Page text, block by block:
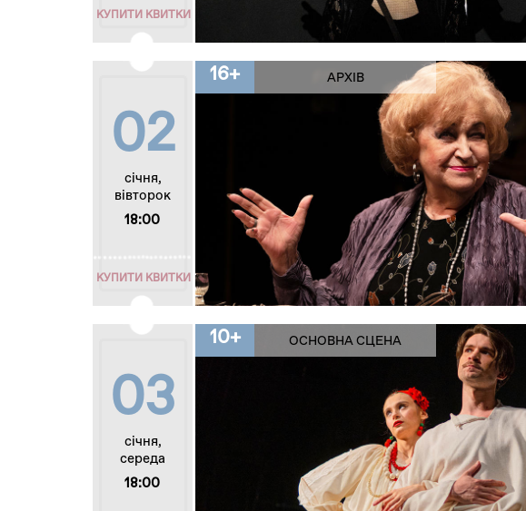
КУПИТИ КВИТКИ
02
січня,
вівторок
18:00
КУПИТИ КВИТКИ
16+ АРХІВ
03
січня,
середа
18:00
10+ ОСНОВНА СЦЕНА